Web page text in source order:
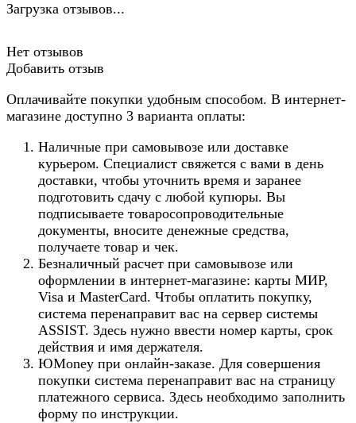
Загрузка отзывов...
Нет отзывов
Добавить отзыв
Оплачивайте покупки удобным способом. В интернет-
магазине доступно 3 варианта оплаты:
Наличные при самовывозе или доставке
курьером. Специалист свяжется с вами в день
доставки, чтобы уточнить время и заранее
подготовить сдачу с любой купюры. Вы
подписываете товаросопроводительные
документы, вносите денежные средства,
получаете товар и чек.
Безналичный расчет при самовывозе или
оформлении в интернет-магазине: карты МИР,
Visa и MasterCard. Чтобы оплатить покупку,
система перенаправит вас на сервер системы
ASSIST. Здесь нужно ввести номер карты, срок
действия и имя держателя.
ЮMoney при онлайн-заказе. Для совершения
покупки система перенаправит вас на страницу
платежного сервиса. Здесь необходимо заполнить
форму по инструкции.